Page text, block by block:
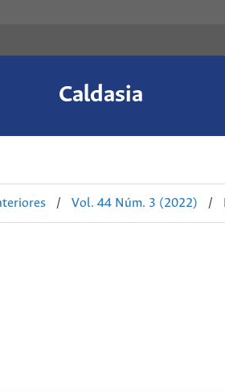
Caldasia
/ Vol. 44 Núm. 3 (2022) /